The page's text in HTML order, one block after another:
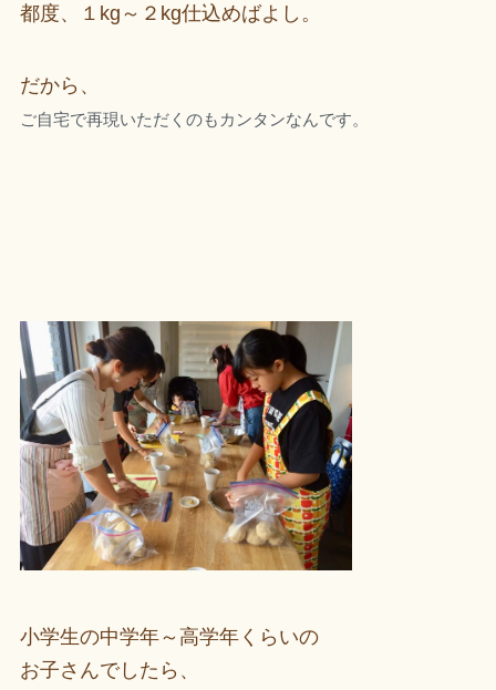
都度、１kg～２kg仕込めばよし。
だから、
ご自宅で再現いただくのもカンタンなんです。
小学生の中学年～高学年くらいの
お子さんでしたら、